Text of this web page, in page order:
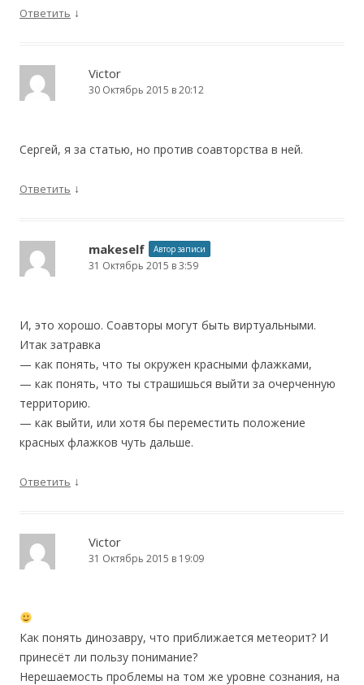
Ответить ↓
Victor
30 Октябрь 2015 в 20:12
Сергей, я за статью, но против соавторства в ней.
Ответить ↓
makeself Автор записи
31 Октябрь 2015 в 3:59
И, это хорошо. Соавторы могут быть виртуальными.
Итак затравка
— как понять, что ты окружен красными флажками,
— как понять, что ты страшишься выйти за очерченную
территорию.
— как выйти, или хотя бы переместить положение
красных флажков чуть дальше.
Ответить ↓
Victor
31 Октябрь 2015 в 19:09
Как понять динозавру, что приближается метеорит? И
принесёт ли пользу понимание?
Нерешаемость проблемы на том же уровне сознания, на